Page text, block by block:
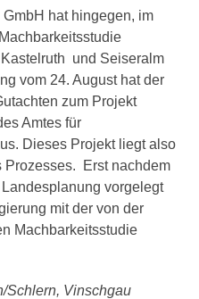
hat hingegen, im
und Seiseralm
vom 24. August hat der
zum Projekt
Amtes für
Dieses Projekt liegt also
Prozesses. Erst nachdem
vorgelegt
mit der von der
Machbarkeitsstudie
Schlern, Vinschgau